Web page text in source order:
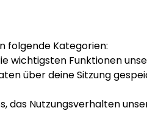
folgende Kategorien:
wichtigsten Funktionen
über deine Sitzung
das Nutzungsverhalten